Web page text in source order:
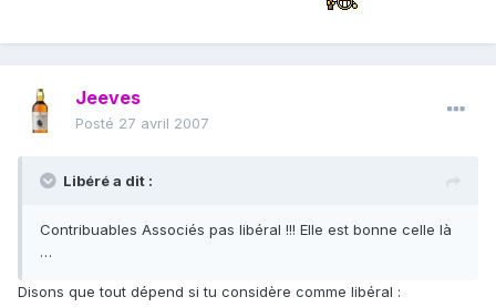
Jeeves
Posté 27 avril 2007
Libéré a dit :
Contribuables Associés pas libéral !!! Elle est bonne celle là
…
Disons que tout dépend si tu considère comme libéral :